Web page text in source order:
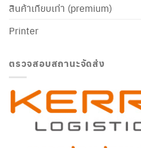
สินค้าเทียบเท่า (premium)
Printer
ตรวจสอบสถานะจัดส่ง